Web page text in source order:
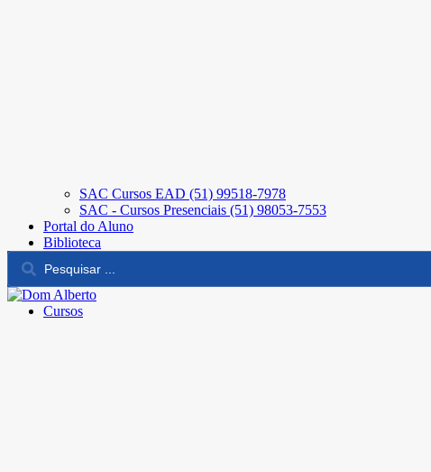
SAC Cursos EAD (51) 99518-7978
SAC - Cursos Presenciais (51) 98053-7553
Portal do Aluno
Biblioteca
Cursos